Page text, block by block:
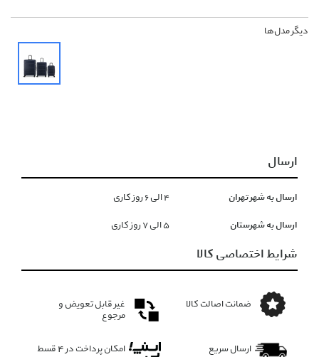
دیگر مدل‌ها
ارسال
ارسال به شهر تهران ۴ الی ۶ روز کاری
ارسال به شهرستان ۵ الی ۷ روز کاری
شرایط اختصاصی کالا
ضمانت اصالت کالا
غیر قابل تعویض و
مرجوع
ارسال سریع امکان پرداخت در 4 قسط